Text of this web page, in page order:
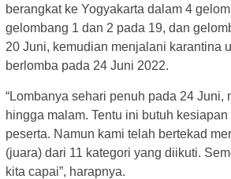
berangkat ke Yogyakarta dalam 4
gelombang 1 dan 2 pada 19, dan
20 Juni, kemudian menjalani karantina
berlomba pada 24 Juni 2022.
“Lombanya sehari penuh pada 24 Juni,
hingga malam. Tentu ini butuh
peserta. Namun kami telah bertekad
(juara) dari 11 kategori yang diikuti.
kita capai”, harapnya.